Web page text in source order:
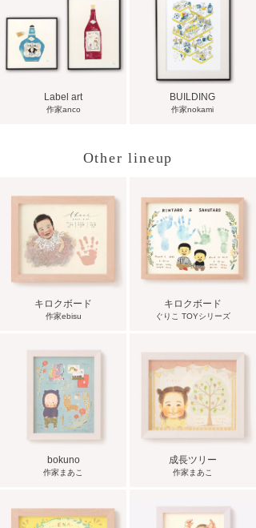
Label art
作家anco
BUILDING
作家nokami
Other lineup
キロクボード
作家ebisu
キロクボード
ぐりこ TOYシリーズ
bokuno
作家まあこ
成長ツリー
作家まあこ